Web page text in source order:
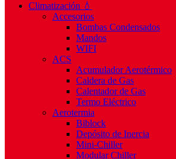
Climatización 💧
Accesorios
Bombas Condensados
Mandos
WIFI
ACS
Acumulador Aerotérmico
Caldera de Gas
Calentador de Gas
Termo Eléctrico
Aerotermia
Biblock
Depósito de Inercia
Mini-Chiller
Modular Chiller